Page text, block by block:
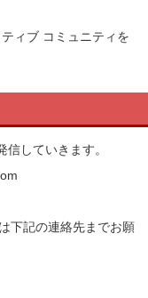
ィブ コミュニティを
していきます。
下記の連絡先までお願